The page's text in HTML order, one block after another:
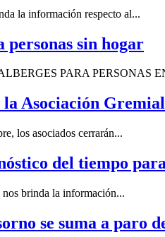
la información respecto al...
personas sin hogar
PARA PERSONAS
la Asociación
los asociados cerrarán...
del tiempo
brinda la información...
se suma a paro